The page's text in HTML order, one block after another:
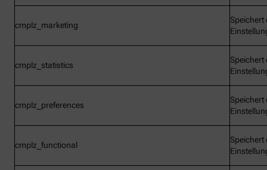
cmplz_marketing
Speichert
cmplz_statistics
Speichert
cmplz_preferences
Speichert
cmplz_functional
Speichert